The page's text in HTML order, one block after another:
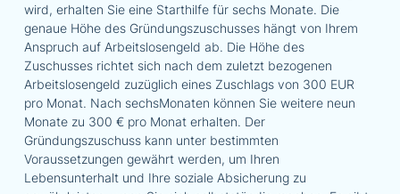
wird, erhalten Sie eine Starthilfe für sechs Monate. Die
genaue Höhe des Gründungszuschusses hängt von Ihrem
Anspruch auf Arbeitslosengeld ab. Die Höhe des
Zuschusses richtet sich nach dem zuletzt bezogenen
Arbeitslosengeld zuzüglich eines Zuschlags von 300 EUR
pro Monat. Nach sechsMonaten können Sie weitere neun
Monate zu 300 € pro Monat erhalten. Der
Gründungszuschuss kann unter bestimmten
Voraussetzungen gewährt werden, um Ihren
Lebensunterhalt und Ihre soziale Absicherung zu